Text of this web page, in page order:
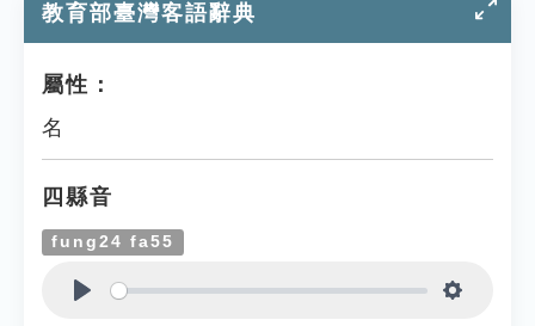
教育部臺灣客語辭典
屬性：
名
四縣音
fung24 fa55